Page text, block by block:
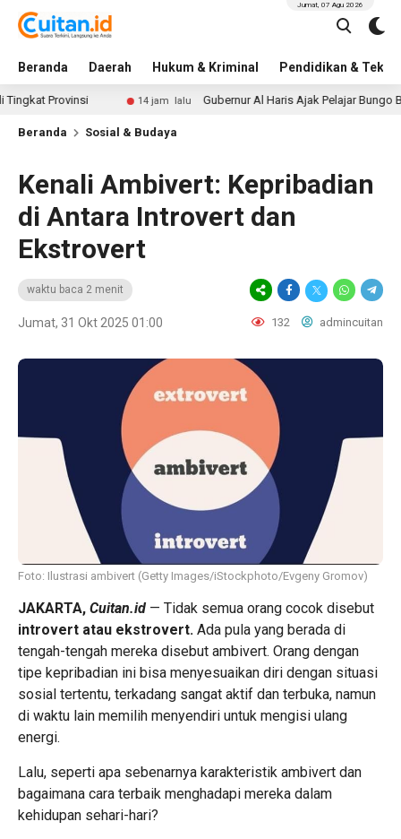
Beranda Daerah Hukum & Kriminal Pendidikan &
Jumat, 07 Agu 2026
Provinsi 14 jam lalu Gubernur Al Haris Ajak Pelajar Bungo
Beranda Sosial & Budaya
Kenali Ambivert: Kepribadian
di Antara Introvert dan
Ekstrovert
waktu baca 2 menit
Jumat, 31 Okt 2025 01:00 132 admincuitan
Foto: Ilustrasi ambivert (Getty Images/iStockphoto/Evgeny Gromov)
JAKARTA, Cuitan.id — Tidak semua orang cocok disebut
introvert atau ekstrovert. Ada pula yang berada di
tengah-tengah mereka disebut ambivert. Orang dengan
tipe kepribadian ini bisa menyesuaikan diri dengan situasi
sosial tertentu, terkadang sangat aktif dan terbuka, namun
di waktu lain memilih menyendiri untuk mengisi ulang
energi.
Lalu, seperti apa sebenarnya karakteristik ambivert dan
bagaimana cara terbaik menghadapi mereka dalam
kehidupan sehari-hari?